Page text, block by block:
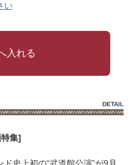
い
入れる
DETAIL
集]
史上初の“武道館公演”が9月